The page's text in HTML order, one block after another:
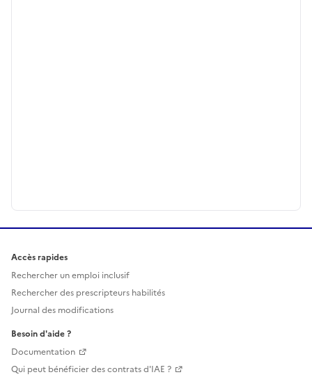
Accès rapides
Rechercher un emploi inclusif
Rechercher des prescripteurs habilités
Journal des modifications
Besoin d'aide ?
Documentation
Qui peut bénéficier des contrats d'IAE ?